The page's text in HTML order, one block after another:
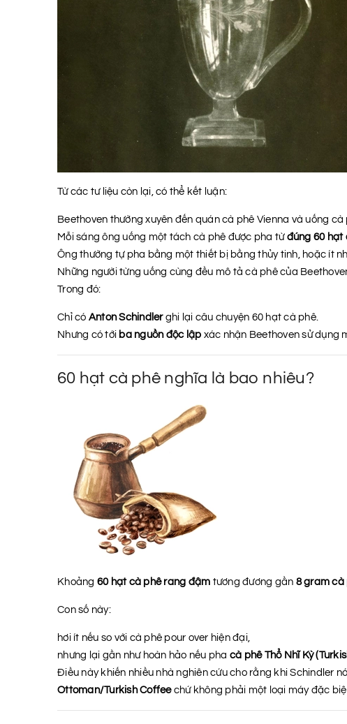
Từ các tư liệu còn lại, có thể kết luận:
Beethoven thường xuyên đến quán cà phê Vienna và uống
Mỗi sáng ông uống một tách cà phê được pha từ đúng 60 hạt
Ông thường tự pha bằng một thiết bị bằng thủy tinh, hoặc ít
Những người từng uống cùng đều mô tả cà phê của
Trong đó:
Chỉ có Anton Schindlerghi lại câu chuyện 60 hạt cà phê.
Nhưng có tới ba nguồn độc lập xác nhận Beethoven sử dụng
60 hạt cà phê nghĩa là bao nhiêu?
Khoảng 60 hạt cà phê rang đậm tương đương gần 8 gram cà
Con số này:
hơi ít nếu so với cà phê pour over hiện đại,
nhưng lại gần như hoàn hảo nếu pha cà phê Thổ Nhĩ Kỳ
Điều này khiến nhiều nhà nghiên cứu cho rằng khi Schindler
Ottoman/Turkish Coffeechứ không phải một loại máy đặc